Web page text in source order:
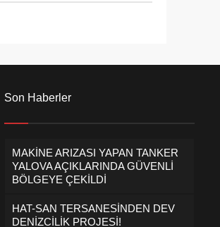
Son Haberler
MAKİNE ARIZASI YAPAN TANKER
YALOVA AÇIKLARINDA GÜVENLİ
BÖLGEYE ÇEKİLDİ
HAT-SAN TERSANESİNDEN DEV
DENİZCİLİK PROJESİ!